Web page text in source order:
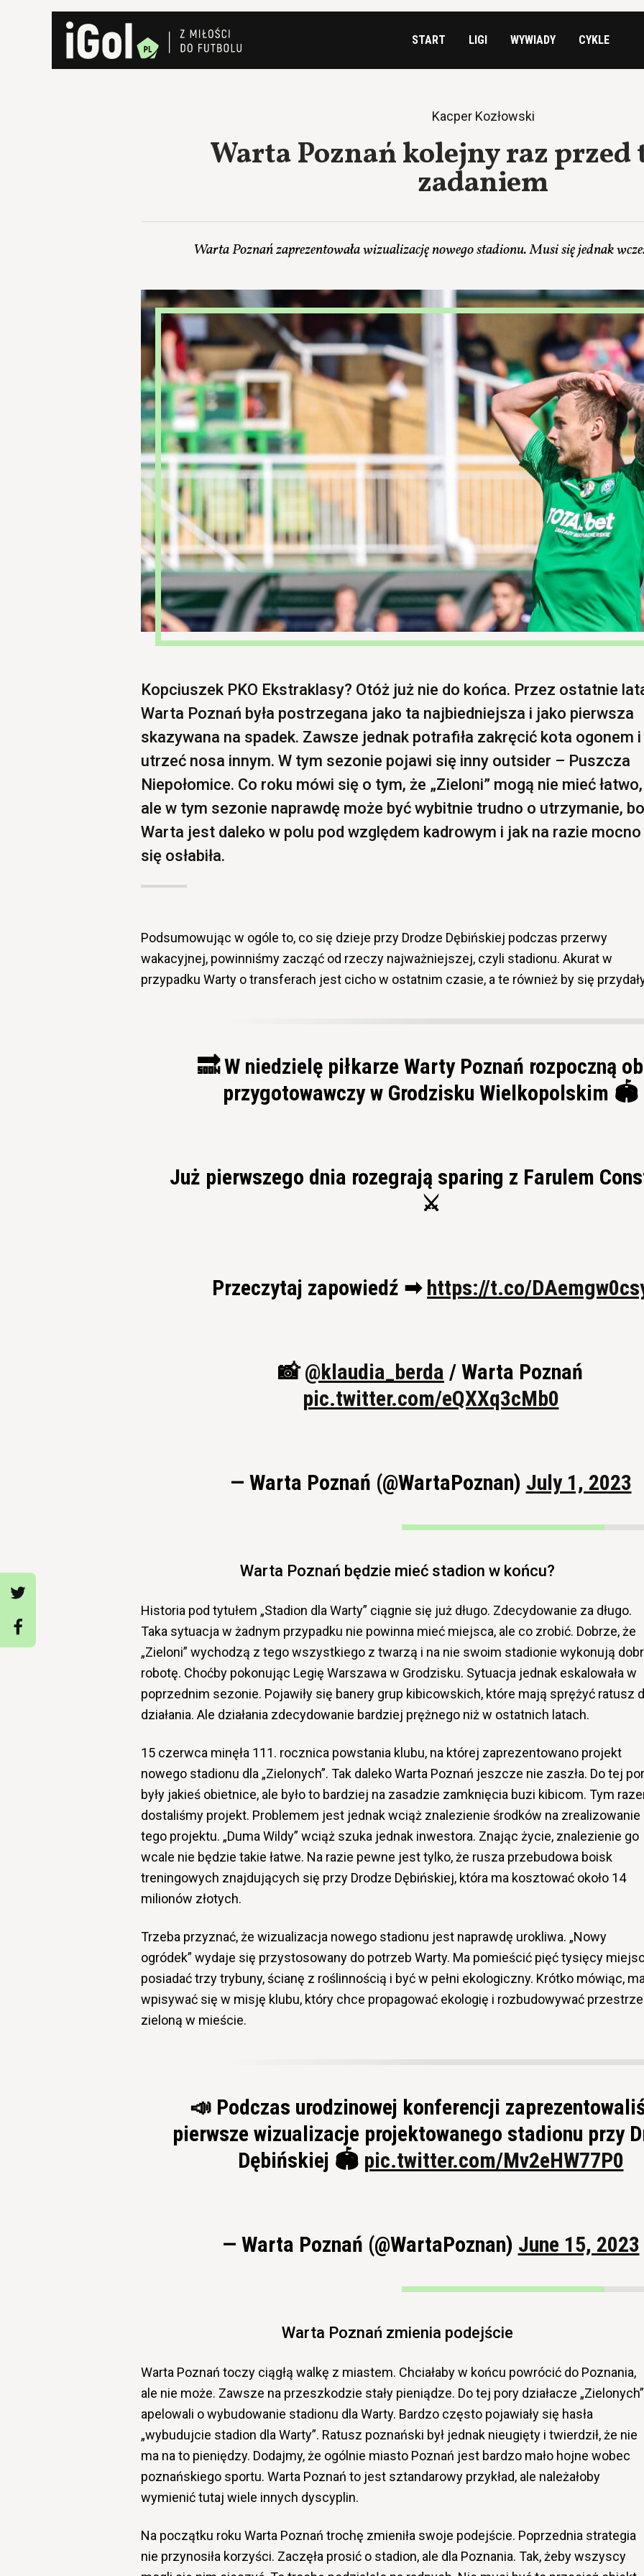
START LIGI WYWIADY CYKLE
Kacper Kozłowski
Warta Poznań kolejny raz
zadaniem
Warta Poznań zaprezentowała wizualizację nowego stadionu. Musi się jednak
Kopciuszek PKO Ekstraklasy? Otóż już nie do końca. Przez ostatnie
Warta Poznań była postrzegana jako ta najbiedniejsza i jako pierwsza
skazywana na spadek. Zawsze jednak potrafiła zakręcić kota ogonem i
utrzeć nosa innym. W tym sezonie pojawi się inny outsider – Puszcza
Niepołomice. Co roku mówi się o tym, że „Zieloni” mogą nie mieć łatwo,
ale w tym sezonie naprawdę może być wybitnie trudno o utrzymanie, bo
Warta jest daleko w polu pod względem kadrowym i jak na razie mocno
się osłabiła.
Podsumowując w ogóle to, co się dzieje przy Drodze Dębińskiej podczas przerwy
wakacyjnej, powinniśmy zacząć od rzeczy najważniejszej, czyli stadionu. Akurat w
przypadku Warty o transferach jest cicho w ostatnim czasie, a te również by się
🔜 W niedzielę piłkarze Warty Poznań rozpoczną
przygotowawczy w Grodzisku Wielkopolskim 🏟
Już pierwszego dnia rozegrają sparing z Farulem
⚔
Przeczytaj zapowiedź ➡ https://t.co/
📸@klaudia_berda / Warta Poznań
pic.twitter.com/eQXXq3cMb0
— Warta Poznań (@WartaPoznan) July 1, 2023
Warta Poznań będzie mieć stadion w końcu?
Historia pod tytułem „Stadion dla Warty” ciągnie się już długo. Zdecydowanie za długo.
Taka sytuacja w żadnym przypadku nie powinna mieć miejsca, ale co zrobić. Dobrze, że
„Zieloni” wychodzą z tego wszystkiego z twarzą i na nie swoim stadionie wykonują
robotę. Choćby pokonując Legię Warszawa w Grodzisku. Sytuacja jednak eskalowała w
poprzednim sezonie. Pojawiły się banery grup kibicowskich, które mają sprężyć ratusz
działania. Ale działania zdecydowanie bardziej prężnego niż w ostatnich latach.
15 czerwca minęła 111. rocznica powstania klubu, na której zaprezentowano projekt
nowego stadionu dla „Zielonych”. Tak daleko Warta Poznań jeszcze nie zaszła. Do tej
były jakieś obietnice, ale było to bardziej na zasadzie zamknięcia buzi kibicom. Tym
dostaliśmy projekt. Problemem jest jednak wciąż znalezienie środków na zrealizowanie
tego projektu. „Duma Wildy” wciąż szuka jednak inwestora. Znając życie, znalezienie go
wcale nie będzie takie łatwe. Na razie pewne jest tylko, że rusza przebudowa boisk
treningowych znajdujących się przy Drodze Dębińskiej, która ma kosztować około 14
milionów złotych.
Trzeba przyznać, że wizualizacja nowego stadionu jest naprawdę urokliwa. „Nowy
ogródek” wydaje się przystosowany do potrzeb Warty. Ma pomieścić pięć tysięcy
posiadać trzy trybuny, ścianę z roślinnością i być w pełni ekologiczny. Krótko mówiąc,
wpisywać się w misję klubu, który chce propagować ekologię i rozbudowywać
zieloną w mieście.
📣 Podczas urodzinowej konferencji
pierwsze wizualizacje projektowanego stadionu przy
Dębińskiej 🏟 pic.twitter.com/Mv2eHW77P0
— Warta Poznań (@WartaPoznan) June 15, 2023
Warta Poznań zmienia podejście
Warta Poznań toczy ciągłą walkę z miastem. Chciałaby w końcu powrócić do Poznania,
ale nie może. Zawsze na przeszkodzie stały pieniądze. Do tej pory działacze „Zielonych”
apelowali o wybudowanie stadionu dla Warty. Bardzo często pojawiały się hasła
„wybudujcie stadion dla Warty”. Ratusz poznański był jednak nieugięty i twierdził, że nie
ma na to pieniędzy. Dodajmy, że ogólnie miasto Poznań jest bardzo mało hojne wobec
poznańskiego sportu. Warta Poznań to jest sztandarowy przykład, ale należałoby
wymienić tutaj wiele innych dyscyplin.
Na początku roku Warta Poznań trochę zmieniła swoje podejście. Poprzednia strategia
nie przynosiła korzyści. Zaczęła prosić o stadion, ale dla Poznania. Tak, żeby wszyscy